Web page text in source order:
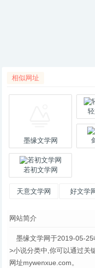
相似网址
墨缘文学网
若初文学网
天意文学网 好文学
网站简介
墨缘文学网于2019-05-25
>小说分类中,你可以通过关
网址mywenxue.com。